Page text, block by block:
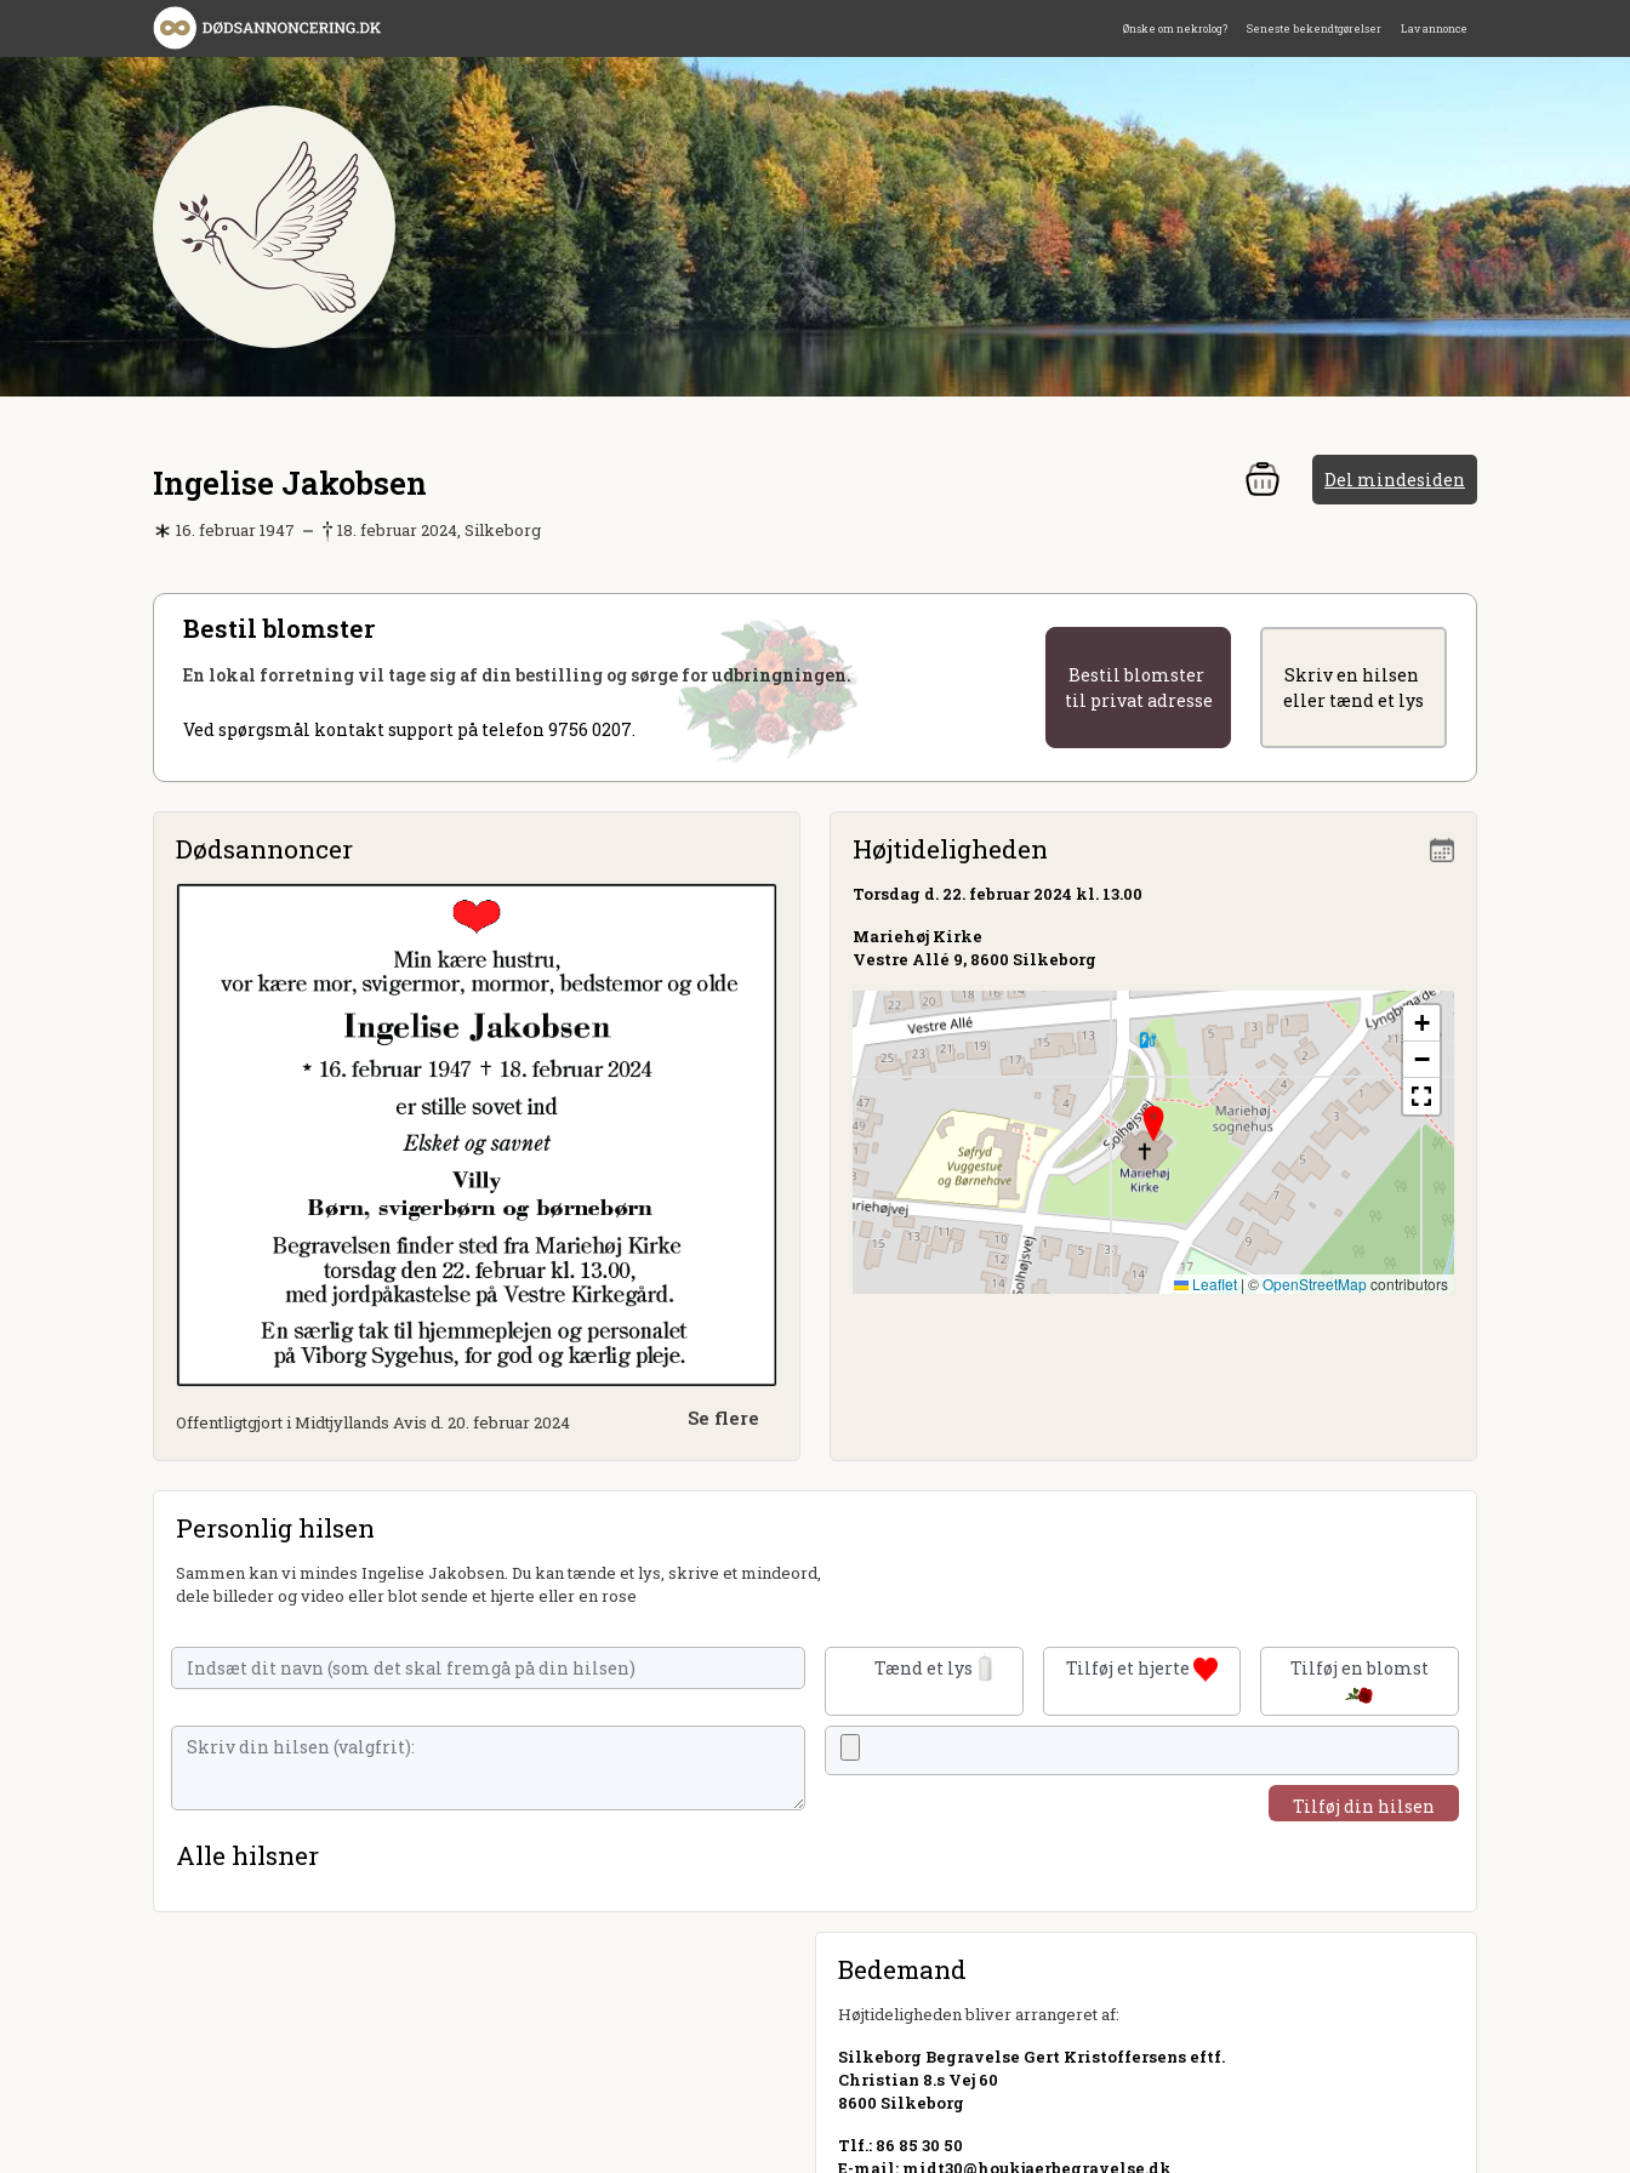
Ønske om nekrolog? Seneste bekendtgørelser Lav annonce
Ingelise Jakobsen Del mindesiden
16. februar 1947 18. februar 2024, Silkeborg
Bestil blomster
En lokal forretning vil tage sig af din bestilling og sørge for udbringningen.
Ved spørgsmål kontakt support på telefon 9756 0207.
Bestil blomster
til privat adresse
Skriv en hilsen
eller tænd et lys
Dødsannoncer
Offentligtgjort i Midtjyllands Avis d. 20. februar 2024 Se flere
Højtideligheden
Torsdag d. 22. februar 2024 kl. 13.00
Mariehøj Kirke
Vestre Allé 9, 8600 Silkeborg
+
−
Leaflet | ©OpenStreetMapcontributors
Personlig hilsen
Sammen kan vi mindes Ingelise Jakobsen. Du kan tænde et lys, skrive et mindeord,
dele billeder og video eller blot sende et hjerte eller en rose
Tænd et lys Tilføj et hjerte Tilføj en blomst
Tilføj din hilsen
Alle hilsner
Bedemand
Højtideligheden bliver arrangeret af:
Silkeborg Begravelse Gert Kristoffersens eftf.
Christian 8.s Vej 60
8600 Silkeborg
Tlf.: 86 85 30 50
E-mail: midt30@houkjaerbegravelse.dk